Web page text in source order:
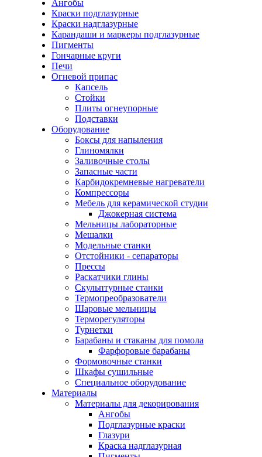
Ангобы
Краски подглазурные
Краски надглазурные
Карандаши и маркеры подглазурные
Пигменты
Гончарные круги
Печи
Огневой припас
Капсель
Стойки
Плиты огнеупорные
Подставки
Оборудование
Боксы для напыления
Глиномялки
Заливочные столы
Запасные части
Карбидокремневые нагреватели
Компрессоры
Мебель для керамической студии
Джокерная система
Мельницы лабораторные
Мешалки
Модельные станки
Отстойники - сепараторы
Прессы
Раскатчики глины
Скульптурные станки
Термопреобразователи
Шаровые мельницы
Терморегуляторы
Турнетки
Барабаны и стаканы для помола
Фарфоровые барабаны
Формовочные станки
Шкафы сушильные
Специальное оборудование
Материалы
Материалы для декорирования
Ангобы
Подглазурные краски
Глазури
Краска надглазурная